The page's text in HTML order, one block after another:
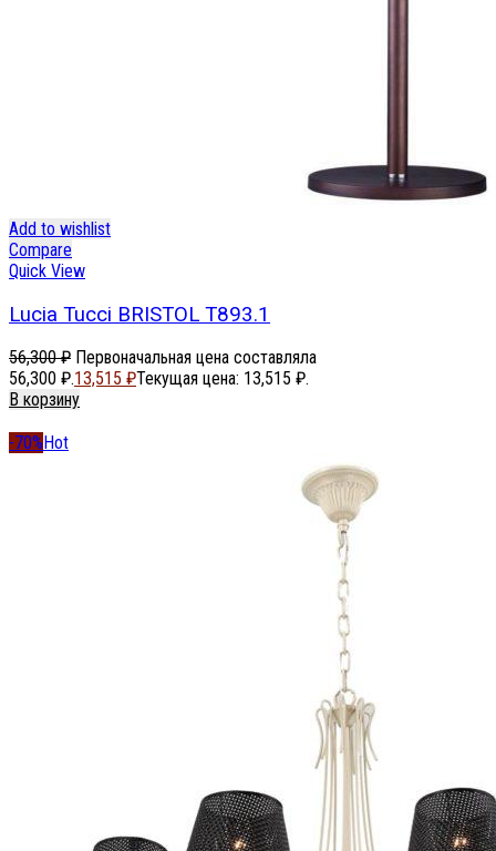
Add to wishlist
Compare
Quick View
Lucia Tucci BRISTOL T893.1
56,300₽ Первоначальная цена составляла
56,300 ₽.13,515 ₽Текущая цена: 13,515 ₽.
В корзину
-70% Hot